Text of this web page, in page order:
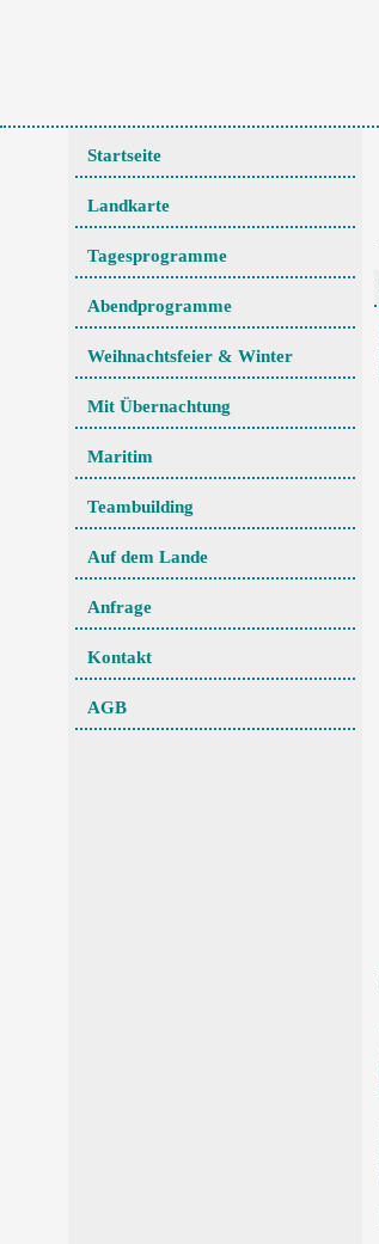
Startseite
Landkarte
Tagesprogramme
Abendprogramme
Weihnachtsfeier & Winter
Mit Übernachtung
Maritim
Teambuilding
Auf dem Lande
Anfrage
Kontakt
AGB